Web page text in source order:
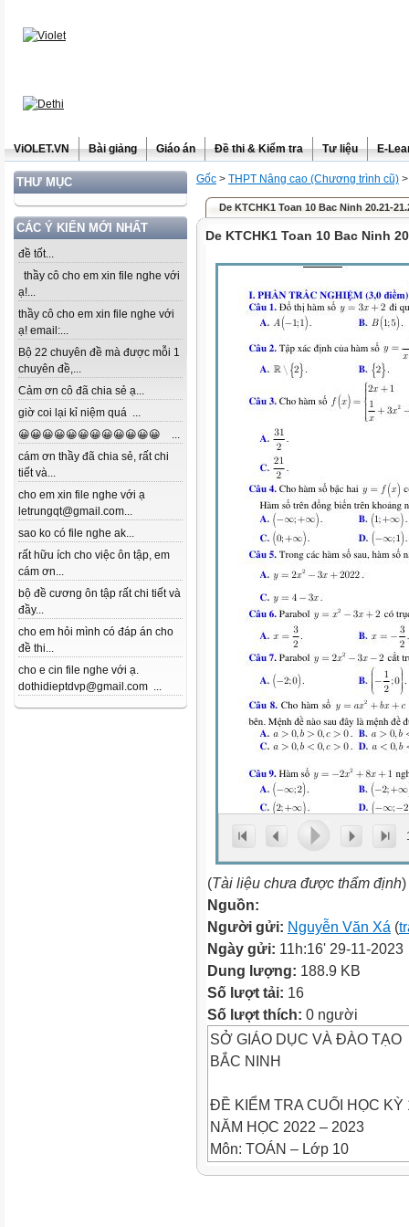
ViOLET.VN Bài giảng Giáo án Đề thi & Kiểm tra Tư liệu E-
THƯ MỤC
CÁC Ý KIẾN MỚI NHẤT
đề tốt...
thầy cô cho em xin file nghe với
ạ!...
thầy cô cho em xin file nghe với
ạ! email:...
Bộ 22 chuyên đề mà được mỗi 1
chuyên đề,...
Cảm ơn cô đã chia sẻ ạ...
giờ coi lại kỉ niệm quá ...
😀😀😀😀😀😀😀😀😀😀😀😀 ...
cám ơn thầy đã chia sẻ, rất chi
tiết và...
cho em xin file nghe với ạ
letrungqt@gmail.com...
sao ko có file nghe ak...
rất hữu ích cho việc ôn tập, em
cám ơn...
bộ đề cương ôn tập rất chi tiết và
đầy...
cho em hỏi mình có đáp án cho
đề thi...
cho e cin file nghe với ạ.
dothidieptdvp@gmail.com ...
Gốc > THPT Nâng cao (Chương trình cũ)
De KTCHK1 Toan 10 Bac Ninh 20.21-
De KTCHK1 Toan 10 Bac Ninh
(Tài liệu chưa được thẩm định)
Nguồn:
Người gửi: Nguyễn Văn Xá (
Ngày gửi: 11h:16' 29-11-2023
Dung lượng: 188.9 KB
Số lượt tải: 16
Số lượt thích: 0 người
SỞ GIÁO DỤC VÀ ĐÀO TẠO
BẮC NINH
ĐỀ KIỂM TRA CUỐI HỌC KỲ
NĂM HỌC 2022 – 2023
Môn: TOÁN – Lớp 10